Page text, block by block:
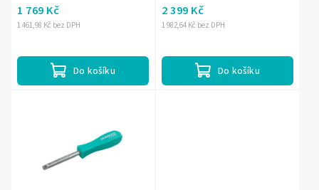
1 461,98 Kč bez DPH
1 769 Kč
Do košíku
1 982,64 Kč bez DPH
2 399 Kč
Do košíku